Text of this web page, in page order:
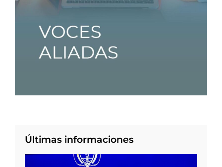
Últimas informaciones